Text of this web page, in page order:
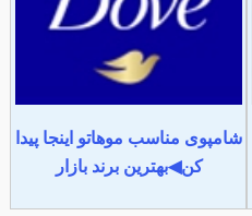
شامپوی مناسب موهاتو اینجا پیدا
کن◀بهترین برند بازار